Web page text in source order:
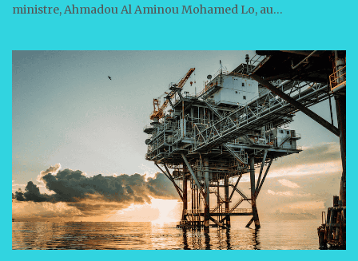
ministre, Ahmadou Al Aminou Mohamed Lo, au…